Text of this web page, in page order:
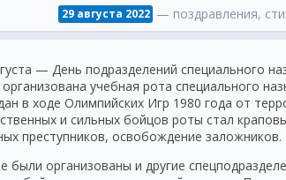
29 августа 2022 — поздравления,
— День подразделений специального
учебная рота специального
в ходе Олимпийских Игр 1980 года от
и сильных бойцов роты стал
преступников, освобождение заложников.
были организованы и другие